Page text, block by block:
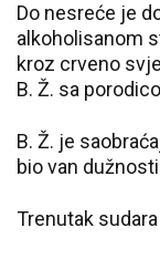
Do nesreće je
alkoholisanom
kroz crveno
B. Ž. sa
B. Ž. je
bio van
Trenutak